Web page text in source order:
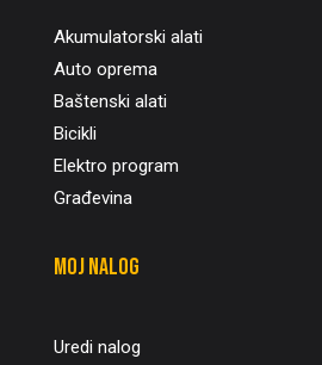
Akumulatorski alati
Auto oprema
Baštenski alati
Bicikli
Elektro program
Građevina
Moj nalog
Uredi nalog